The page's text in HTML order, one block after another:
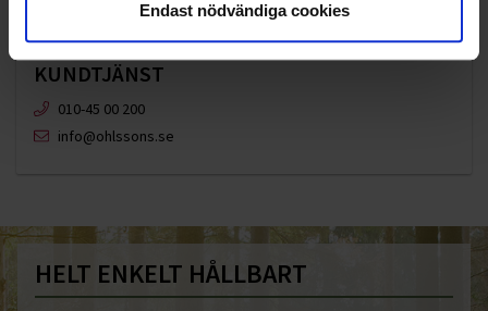
Endast nödvändiga cookies
KUNDTJÄNST
010-45 00 200​
info@ohlssons.se
HELT ENKELT HÅLLBART